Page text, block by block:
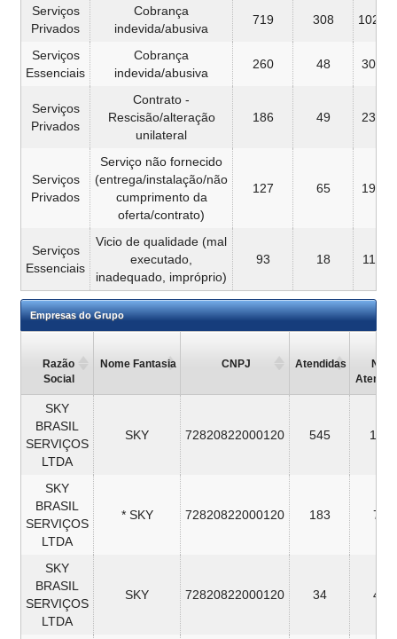
Serviços
Privados
Cobrança
indevida/abusiva
719 308 1027
Serviços
Essenciais
Cobrança
indevida/abusiva
260 48 308
Serviços
Privados
Contrato -
Rescisão/alteração
unilateral
186 49 235
Serviços
Privados
Serviço não fornecido
(entrega/instalação/não
cumprimento da
oferta/contrato)
127 65 192
Serviços
Essenciais
Vicio de qualidade (mal
executado,
inadequado, impróprio)
93 18 111
Empresas do Grupo
Razão
Social
Nome Fantasia CNPJ Atendidas
Não
SKY
BRASIL
SERVIÇOS
LTDA
SKY 72820822000120 545 100
SKY
BRASIL
SERVIÇOS
LTDA
* SKY 72820822000120 183 78
SKY
BRASIL
SERVIÇOS
LTDA
SKY 72820822000120 34 43